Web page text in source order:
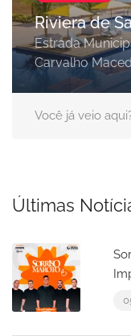
Riviera de
Estrada
Carvalho
Você já veio
Últimas